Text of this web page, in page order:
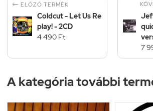
 ELŐZŐ TERMÉK
Coldcut - Let Us Re
play! - 2CD
4 490 Ft
7
A kategória további